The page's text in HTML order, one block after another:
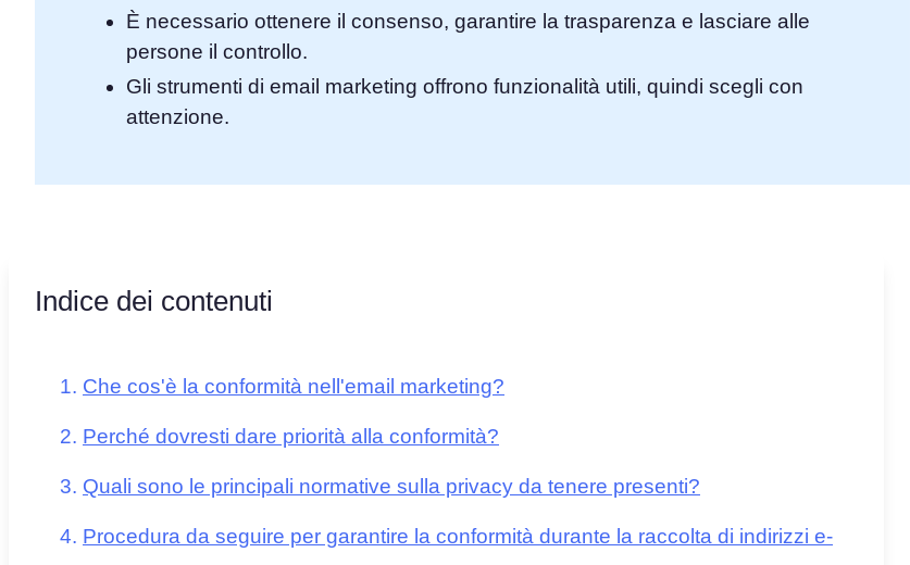
È necessario ottenere il consenso, garantire la trasparenza e lasciare alle
persone il controllo.
Gli strumenti di email marketing offrono funzionalità utili, quindi scegli con
attenzione.
Indice dei contenuti
Che cos'è la conformità nell'email marketing?
Perché dovresti dare priorità alla conformità?
Quali sono le principali normative sulla privacy da tenere presenti?
Procedura da seguire per garantire la conformità durante la raccolta di indirizzi e-